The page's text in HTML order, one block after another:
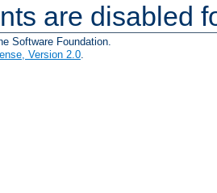
are disabled
Software Foundation.
Version 2.0